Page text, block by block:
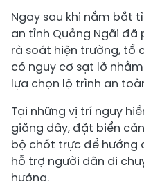
Ngay sau khi nắm bắt
an tỉnh Quảng Ngãi đã
rà soát hiện trường, tổ
có nguy cơ sạt lở
lựa chọn lộ trình an
Tại những vị trí nguy
giăng dây, đặt biển
bộ chốt trực để hướng
hỗ trợ người dân di
hưởng.